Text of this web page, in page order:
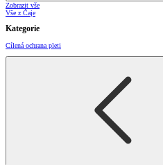
Zobrazit vše
Vše z Čaje
Kategorie
Cílená ochrana pleti